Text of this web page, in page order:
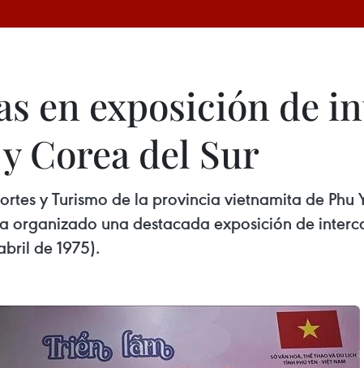
en exposición de
Corea del Sur
y Turismo de la provincia vietnamita de
organizado una destacada exposición de
de 1975).